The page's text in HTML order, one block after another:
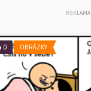
REKLAMA
0 OBRÁZKY